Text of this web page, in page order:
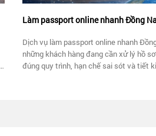
Làm passport online nhanh Đồng
Dịch vụ làm passport online nhanh
những khách hàng đang cần xử lý hồ
đúng quy trình, hạn chế sai sót và tiết